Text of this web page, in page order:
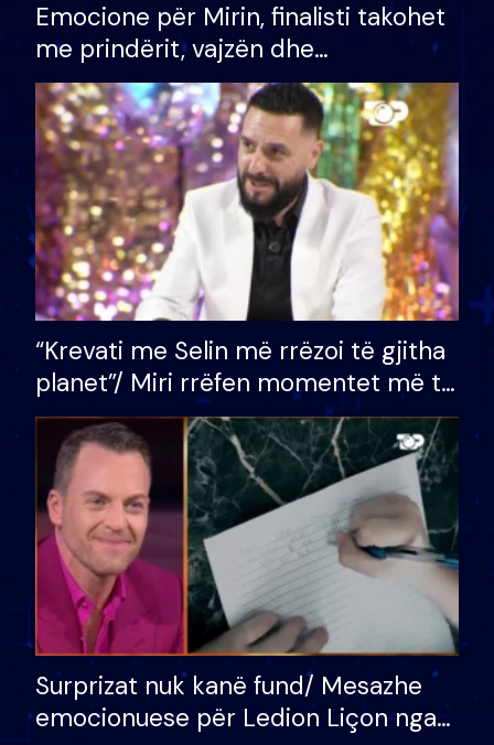
Emocione për Mirin, finalisti takohet
me prindërit, vajzën dhe
bashkëshorten: S’kemi ndonjë letër
divorci apo jo?
“Krevati me Selin më rrëzoi të gjitha
planet”/ Miri rrëfen momentet më të
bukura në shtëpinë e BB VIP: Do më
mungojë zilja e mëngjesit kur…
Surprizat nuk kanë fund/ Mesazhe
emocionuese për Ledion Liçon nga